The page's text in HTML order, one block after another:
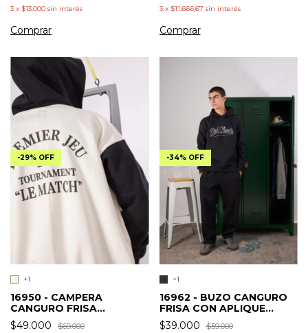
3 x $13.000 sin interés
Comprar
3 x $11.666,67 sin interés
Comprar
-29% OFF
+1
16950 - CAMPERA
CANGURO FRISA
COMBIANDA
$49.000 $69.000
-34% OFF
+1
16962 - BUZO CANGURO
FRISA CON APLIQUE
REDCROSS
$39.000 $59.000